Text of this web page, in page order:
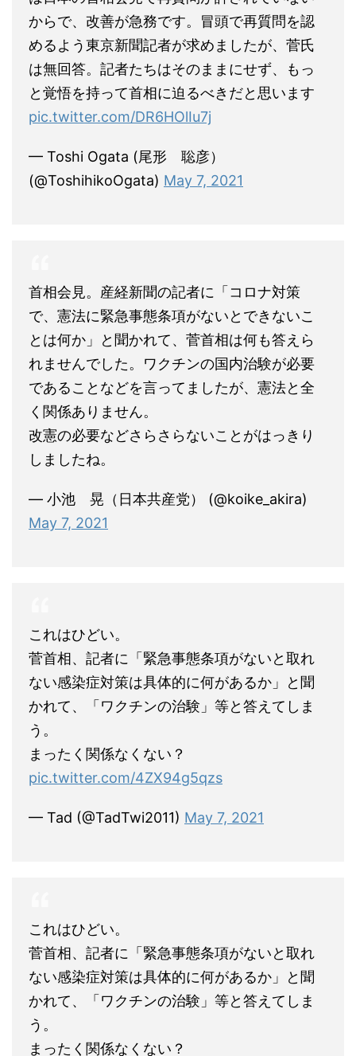
からで、改善が急務です。冒頭で再質問を認
めるよう東京新聞記者が求めましたが、菅氏
は無回答。記者たちはそのままにせず、もっ
と覚悟を持って首相に迫るべきだと思います
pic.twitter.com/DR6HOlIu7j
— Toshi Ogata (尾形 聡彦）
(@ToshihikoOgata) May 7, 2021
首相会見。産経新聞の記者に「コロナ対策
で、憲法に緊急事態条項がないとできないこ
とは何か」と聞かれて、菅首相は何も答えら
れませんでした。ワクチンの国内治験が必要
であることなどを言ってましたが、憲法と全
く関係ありません。
改憲の必要などさらさらないことがはっきり
しましたね。
— 小池 晃（日本共産党） (@koike_akira)
May 7, 2021
これはひどい。
菅首相、記者に「緊急事態条項がないと取れ
ない感染症対策は具体的に何があるか」と聞
かれて、「ワクチンの治験」等と答えてしま
う。
まったく関係なくない？
pic.twitter.com/4ZX94g5qzs
— Tad (@TadTwi2011) May 7, 2021
これはひどい。
菅首相、記者に「緊急事態条項がないと取れ
ない感染症対策は具体的に何があるか」と聞
かれて、「ワクチンの治験」等と答えてしま
う。
まったく関係なくない？